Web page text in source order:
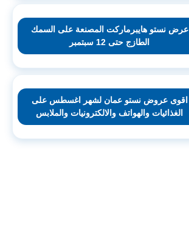
عرض نستو هايبرماركت المصنعة على السمك
الطازج حتى 12 سبتمبر
اقوى عروض نستو عمان لشهر اغسطس على
الغذائيات والهواتف والالكترونيات والملابس